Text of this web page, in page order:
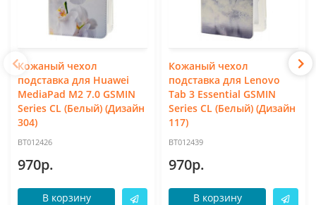
Кожаный чехол
подставка для Huawei
MediaPad M2 7.0 GSMIN
Series CL (Белый) (Дизайн
304)
BT012426
970р.
В корзину
Кожаный чехол
подставка для Lenovo
Tab 3 Essential GSMIN
Series CL (Белый) (Дизайн
117)
BT012439
970р.
В корзину